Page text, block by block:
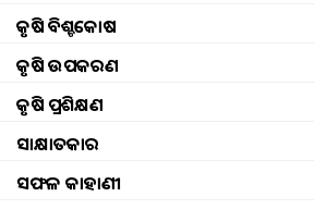
କୃଷି ବିଶ୍ବକୋଷ
କୃଷି ଉପକରଣ
କୃଷି ପ୍ରଶିକ୍ଷଣ
ସାକ୍ଷାତକାର
ସଫଳ କାହାଣୀ